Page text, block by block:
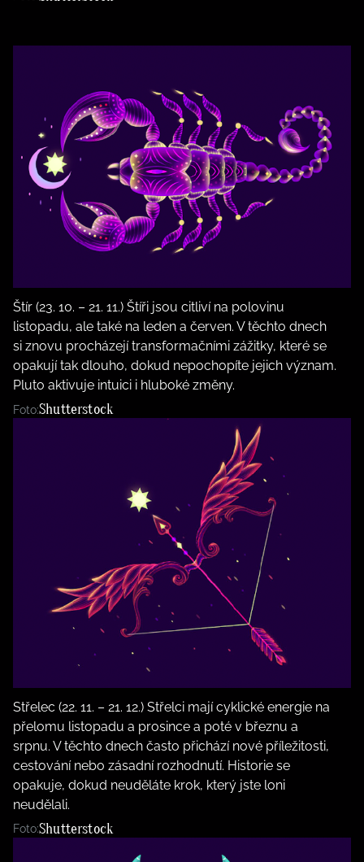
Štír (23. 10. – 21. 11.) Štíři jsou citliví na polovinu
listopadu, ale také na leden a červen. V těchto dnech
si znovu procházejí transformačními zážitky, které se
opakují tak dlouho, dokud nepochopíte jejich význam.
Pluto aktivuje intuici i hluboké změny.
Foto:Shutterstock
Střelec (22. 11. – 21. 12.) Střelci mají cyklické energie na
přelomu listopadu a prosince a poté v březnu a
srpnu. V těchto dnech často přichází nové příležitosti,
cestování nebo zásadní rozhodnutí. Historie se
opakuje, dokud neuděláte krok, který jste loni
neudělali.
Foto:Shutterstock